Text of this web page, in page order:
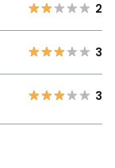
2
3
3